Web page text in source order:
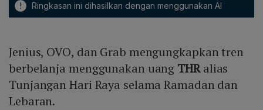
! Ringkasan ini dihasilkan dengan menggunakan AI
Jenius, OVO, dan Grab mengungkapkan tren
berbelanja menggunakan uang THRalias
Tunjangan Hari Raya selama Ramadan dan
Lebaran.